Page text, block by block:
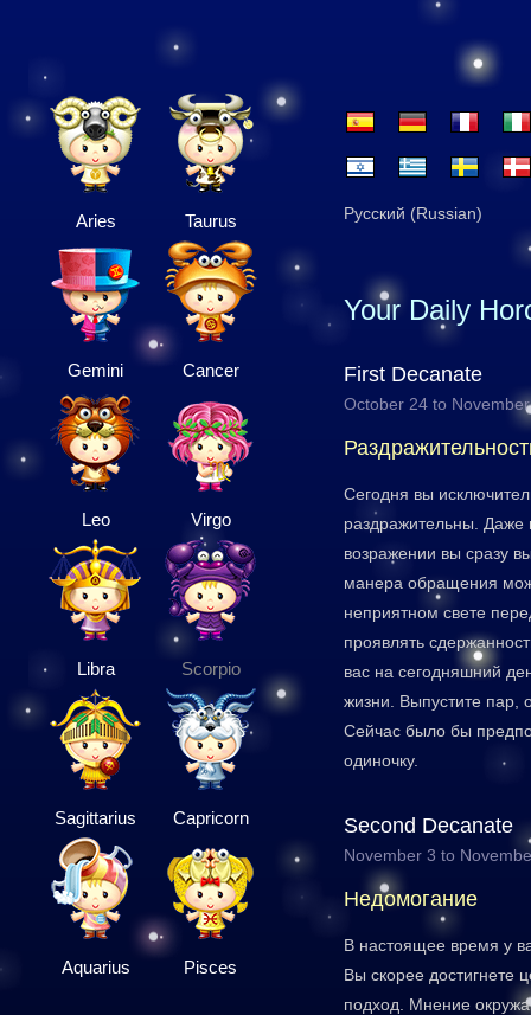
Aries Taurus
Gemini Cancer
Leo Virgo
Libra Scorpio
Sagittarius Capricorn
Aquarius Pisces
Русский (Russian)
Your Daily
First Decanate
October 24 to
Сегодня вы
раздражительны.
возражении вы сразу
манера обращения
неприятном свете
проявлять
вас на сегодняшний
жизни. Выпустите пар,
Сейчас было бы
одиночку.
Second Decanate
November 3 to
Недомогание
В настоящее время у
Вы скорее достигнете
подход. Мнение